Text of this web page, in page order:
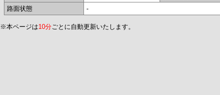
路面状態
-
※本ページは10分ごとに自動更新いたします。